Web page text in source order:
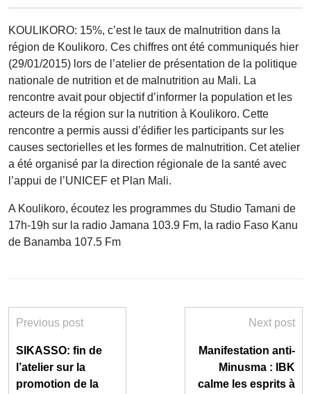
KOULIKORO: 15%, c’est le taux de malnutrition dans la
région de Koulikoro. Ces chiffres ont été communiqués hier
(29/01/2015) lors de l’atelier de présentation de la politique
nationale de nutrition et de malnutrition au Mali. La
rencontre avait pour objectif d’informer la population et les
acteurs de la région sur la nutrition à Koulikoro. Cette
rencontre a permis aussi d’édifier les participants sur les
causes sectorielles et les formes de malnutrition. Cet atelier
a été organisé par la direction régionale de la santé avec
l’appui de l’UNICEF et Plan Mali.
A Koulikoro, écoutez les programmes du Studio Tamani de
17h-19h sur la radio Jamana 103.9 Fm, la radio Faso Kanu
de Banamba 107.5 Fm
Previous post
SIKASSO: fin de
l’atelier sur la
promotion de la
Next post
Manifestation anti-
Minusma : IBK
calme les esprits à